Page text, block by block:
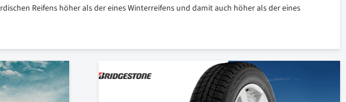
Reifens höher als der eines Winterreifens und damit auch höher als der eines